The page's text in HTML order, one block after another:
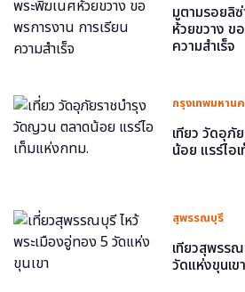
มูตามรอยลิซ่
ห้วยขวาง ข
ความสำเร็จ
กรุงเทพมหาน
เที่ยว วัดอุภั
น้อย แรร์ไอ
สุพรรณบุรี
เที่ยวสุพรร
วัดแห่งขุนเขา